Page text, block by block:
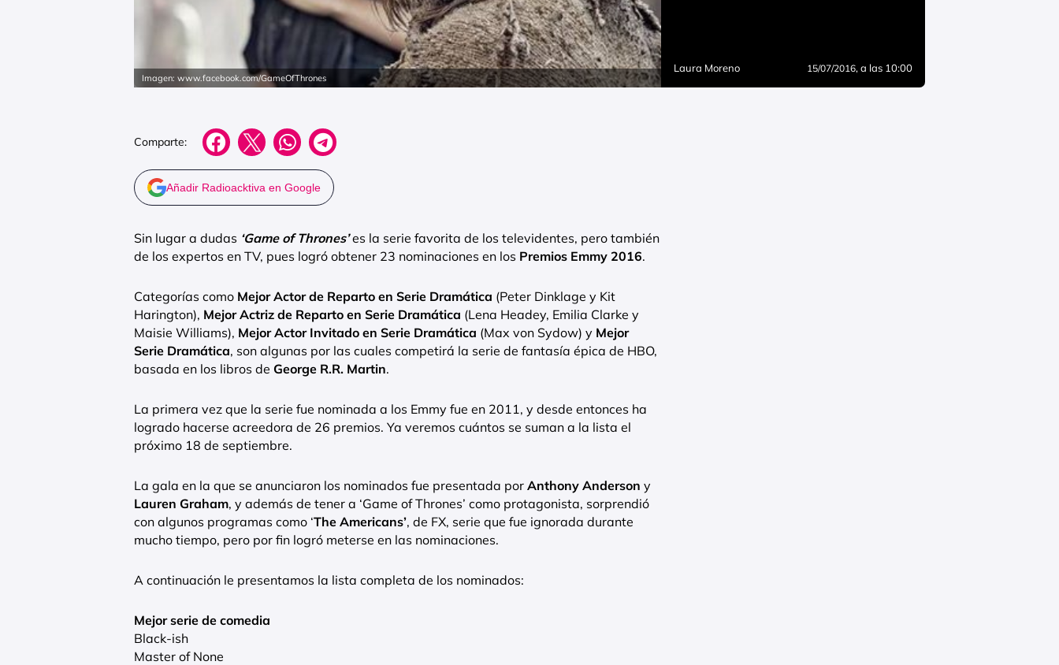
Imagen: www.facebook.com/GameOfThrones
Laura Moreno 15/07/2016, a las 10:00
Comparte:
Añadir Radioacktiva en Google
Sin lugar a dudas ‘Game of Thrones’es la serie favorita de los televidentes, pero también
de los expertos en TV, pues logró obtener 23 nominaciones en los Premios Emmy 2016.
Categorías como Mejor Actor de Reparto en Serie Dramática (Peter Dinklage y Kit
Harington), Mejor Actriz de Reparto en Serie Dramática (Lena Headey, Emilia Clarke y
Maisie Williams), Mejor Actor Invitado en Serie Dramática (Max von Sydow) y Mejor
Serie Dramática, son algunas por las cuales competirá la serie de fantasía épica de HBO,
basada en los libros de George R.R. Martin.
La primera vez que la serie fue nominada a los Emmy fue en 2011, y desde entonces ha
logrado hacerse acreedora de 26 premios. Ya veremos cuántos se suman a la lista el
próximo 18 de septiembre.
La gala en la que se anunciaron los nominados fue presentada por Anthony Anderson y
Lauren Graham, y además de tener a ‘Game of Thrones’ como protagonista, sorprendió
con algunos programas como ‘The Americans’, de FX, serie que fue ignorada durante
mucho tiempo, pero por fin logró meterse en las nominaciones.
A continuación le presentamos la lista completa de los nominados:
Mejor serie de comedia
Black-ish
Master of None